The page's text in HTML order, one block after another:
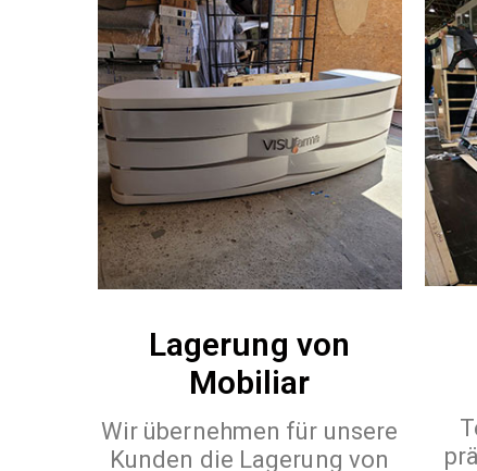
Lagerung von
Mobiliar
Wir übernehmen für unsere
Kunden die Lagerung von